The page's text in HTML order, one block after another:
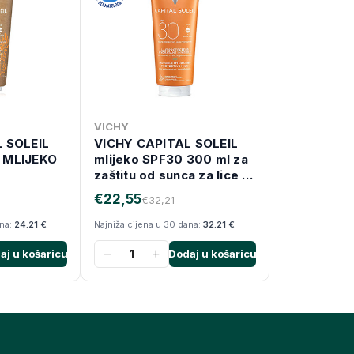
SOLEIL
MLIJEKO
24.21 €
u košaricu
VICHY
VICHY CAPITAL SOLEIL
mlijeko SPF30 300 ml za
zaštitu od sunca za lice i
tijelo, obiteljsko pakiranje
€32,21
€22,55
Najniža cijena u 30 dana: 32.21 €
− + Dodaj u košaricu